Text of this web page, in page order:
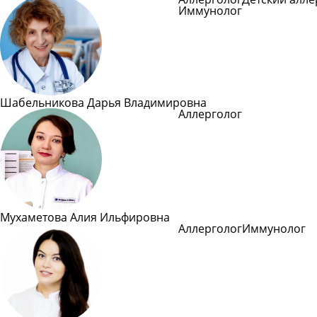
Иммунолог
Шабельникова Дарья Владимировна
Аллерголог
Мухаметова Алия Ильфировна
АллергологИммунолог